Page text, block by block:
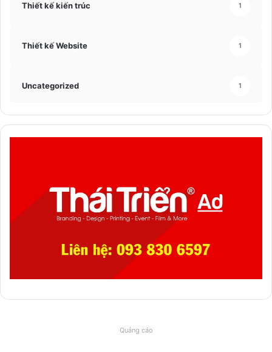
Thiết kế kiến trúc 1
Thiết kế Website 1
Uncategorized 1
Quảng cáo